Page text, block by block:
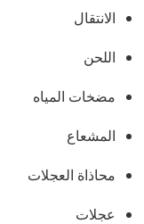
الانتقال
اللحن
مضخات المياه
المشعاع
محاذاة العجلات
عجلات